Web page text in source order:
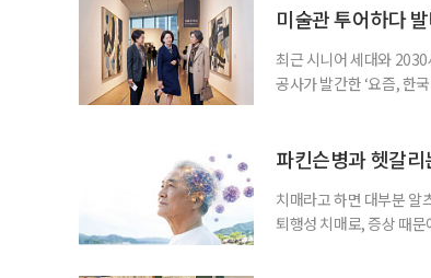
어릴 때는 거울 속 모습을
미술관 투어하다
최근 시니어 세대와
공사가 발간한 ‘요즘, 한
보여준다. 일각에선 취업
파킨슨병과 헷갈
치매라고 하면 대부분 알
퇴행성 치매로, 증상 때